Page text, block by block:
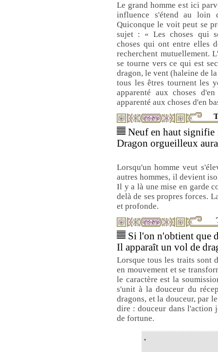
Le grand homme est ici
influence s'étend au loin
Quiconque le voit peut se
sujet : « Les choses qui
choses qui ont entre elles
recherchent mutuellement.
se tourne vers ce qui est
dragon, le vent (haleine de
tous les êtres tournent les
apparenté aux choses
apparenté aux choses d'en
Neuf en haut signifie
Dragon orgueilleux
Lorsqu'un homme veut
autres hommes, il devient
Il y a là une mise en garde
delà de ses propres forces.
et profonde.
Si l'on n'obtient que
Il apparaît un vol de
Lorsque tous les traits sont
en mouvement et se
le caractère est la
s'unit à la douceur du
dragons, et la douceur, par
dire : douceur dans l'action
de fortune.
,